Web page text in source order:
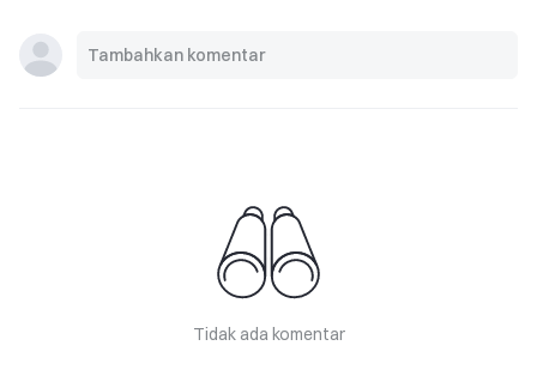
Tidak ada komentar